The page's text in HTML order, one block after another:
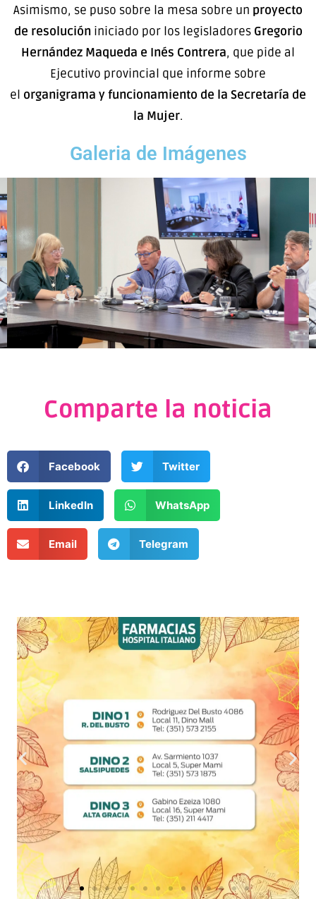
Asimismo, se puso sobre la mesa sobre un proyecto
de resolución iniciado por los legisladores Gregorio
Hernández Maqueda e Inés Contrera, que pide al
Ejecutivo provincial que informe sobre
el organigrama y funcionamiento de la Secretaría de
la Mujer.
Galeria de Imágenes
Comparte la noticia
Facebook Twitter
LinkedIn WhatsApp
Email Telegram